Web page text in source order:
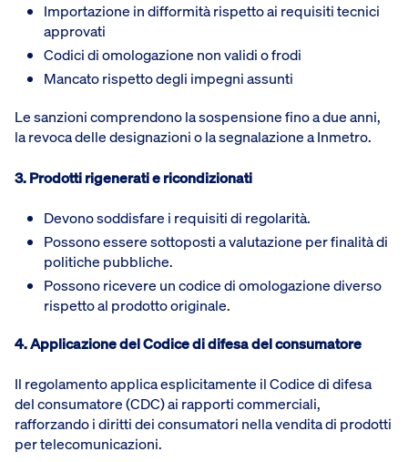
Importazione in difformità rispetto ai requisiti tecnici
approvati
Codici di omologazione non validi o frodi
Mancato rispetto degli impegni assunti
Le sanzioni comprendono la sospensione fino a due anni,
la revoca delle designazioni o la segnalazione a Inmetro.
3. Prodotti rigenerati e ricondizionati
Devono soddisfare i requisiti di regolarità.
Possono essere sottoposti a valutazione per finalità di
politiche pubbliche.
Possono ricevere un codice di omologazione diverso
rispetto al prodotto originale.
4. Applicazione del Codice di difesa del consumatore
Il regolamento applica esplicitamente il Codice di difesa
del consumatore (CDC) ai rapporti commerciali,
rafforzando i diritti dei consumatori nella vendita di prodotti
per telecomunicazioni.